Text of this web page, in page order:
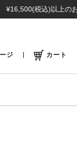
税込)以上のお買い上
ジ カート